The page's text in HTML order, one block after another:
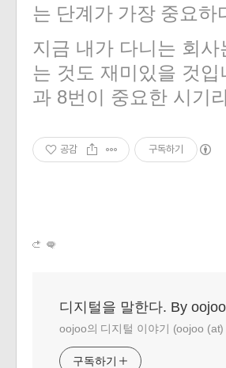
는 단계가 가장 중요하
지금 내가 다니는 회
는 것도 재미있을 것
과 8번이 중요한 시기
공감 구독하기
디지털을 말한다. By oojoo
oojoo의 디지털 이야기 (oojoo
구독하기